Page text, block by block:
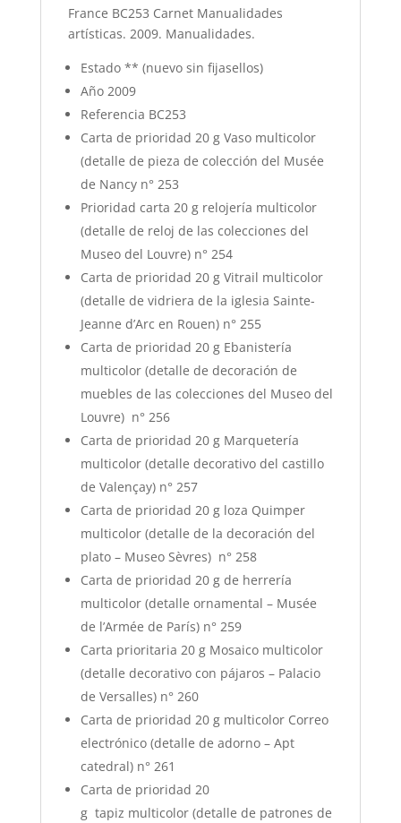
France BC253 Carnet Manualidades
artísticas. 2009. Manualidades.
Estado ** (nuevo sin fijasellos)
Año 2009
Referencia BC253
Carta de prioridad 20 g Vaso multicolor
(detalle de pieza de colección del Musée
de Nancy n° 253
Prioridad carta 20 g relojería multicolor
(detalle de reloj de las colecciones del
Museo del Louvre) n° 254
Carta de prioridad 20 g Vitrail multicolor
(detalle de vidriera de la iglesia Sainte-
Jeanne d’Arc en Rouen) n° 255
Carta de prioridad 20 g Ebanistería
multicolor (detalle de decoración de
muebles de las colecciones del Museo del
Louvre) n° 256
Carta de prioridad 20 g Marquetería
multicolor (detalle decorativo del castillo
de Valençay) n° 257
Carta de prioridad 20 g loza Quimper
multicolor (detalle de la decoración del
plato – Museo Sèvres) n° 258
Carta de prioridad 20 g de herrería
multicolor (detalle ornamental – Musée
de l’Armée de París) n° 259
Carta prioritaria 20 g Mosaico multicolor
(detalle decorativo con pájaros – Palacio
de Versalles) n° 260
Carta de prioridad 20 g multicolor Correo
electrónico (detalle de adorno – Apt
catedral) n° 261
Carta de prioridad 20
g tapiz multicolor (detalle de patrones de